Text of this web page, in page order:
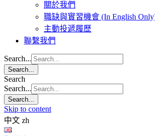
關於我們
職缺與實習機會 (In English
主動投遞履歷
聯繫我們
Search...
Search...
Search
Search...
Search...
Skip to content
中文 zh